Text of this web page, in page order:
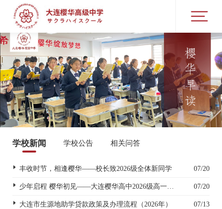
学校新闻 学校公告 相关问答
丰收时节，相逢樱华——校长致2026级全体新同学 07/20
少年启程 樱华初见——大连樱华高中2026级高一新生入学指南 07/20
大连市生源地助学贷款政策及办理流程（2026年） 07/13